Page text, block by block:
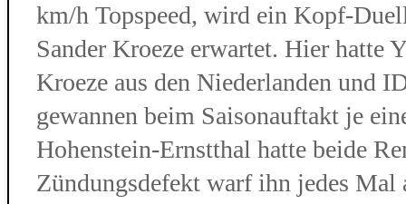
km/h Topspeed, wird ein Kopf-
Sander Kroeze erwartet. Hier hatte
Kroeze aus den Niederlanden und
gewannen beim Saisonauftakt je
Hohenstein-Ernstthal hatte beide
Zündungsdefekt warf ihn jedes